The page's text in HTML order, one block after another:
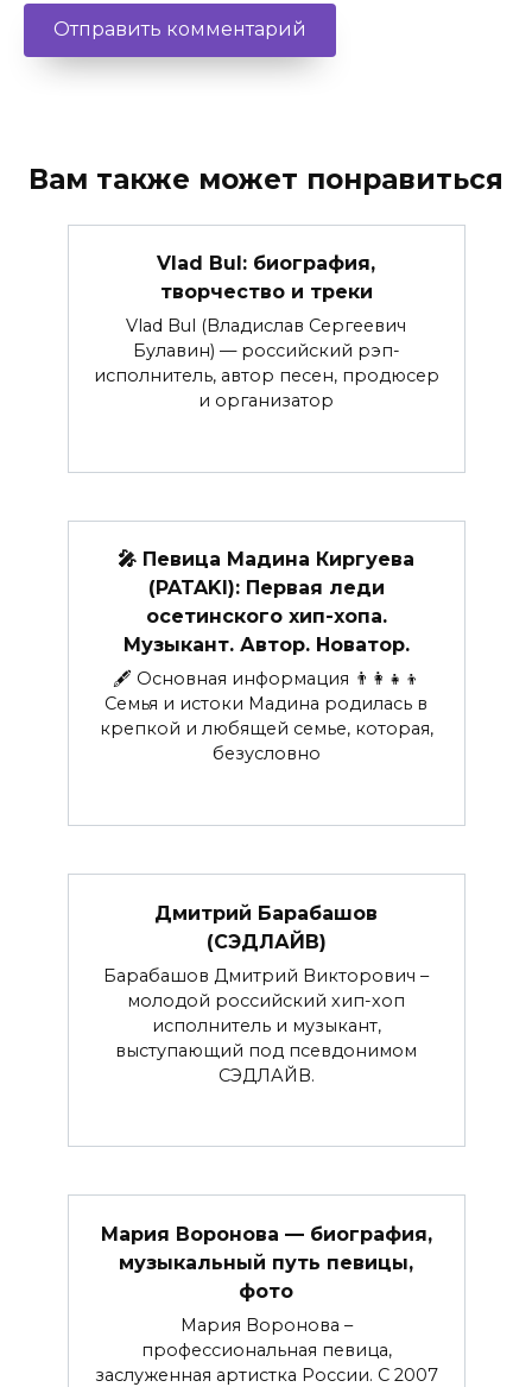
Вам также может понравиться
Vlad Bul: биография,
творчество и треки
Vlad Bul (Владислав Сергеевич
Булавин) — российский рэп-
исполнитель, автор песен, продюсер
и организатор
🎤 Певица Мадина Киргуева
(PATAKI): Первая леди
осетинского хип-хопа.
Музыкант. Автор. Новатор.
🖋 Основная информация 👨‍👩‍👧‍👦
Семья и истоки Мадина родилась в
крепкой и любящей семье, которая,
безусловно
Дмитрий Барабашов
(СЭДЛАЙВ)
Барабашов Дмитрий Викторович –
молодой российский хип-хоп
исполнитель и музыкант,
выступающий под псевдонимом
СЭДЛАЙВ.
Мария Воронова — биография,
музыкальный путь певицы,
фото
Мария Воронова –
профессиональная певица,
заслуженная артистка России. С 2007